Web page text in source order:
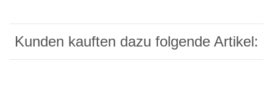
Kunden kauften dazu folgende Artikel: